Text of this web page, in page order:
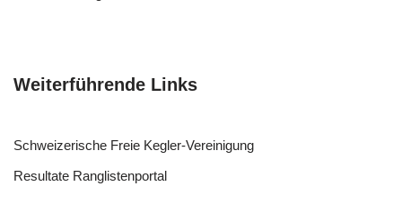
Weiterführende Links
Schweizerische Freie Kegler-Vereinigung
Resultate Ranglistenportal